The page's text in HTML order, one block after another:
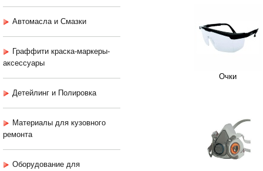
Автомасла и Смазки
Граффити краска-маркеры-
аксессуары
Детейлинг и Полировка
Материалы для кузовного
ремонта
Оборудование для
Очки